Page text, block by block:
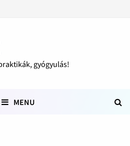
gyógyulás!
MENU